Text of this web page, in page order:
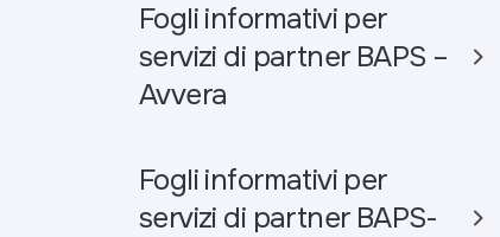
Fogli informativi per
servizi di partner BAPS –
Avvera
Fogli informativi per
servizi di partner BAPS-